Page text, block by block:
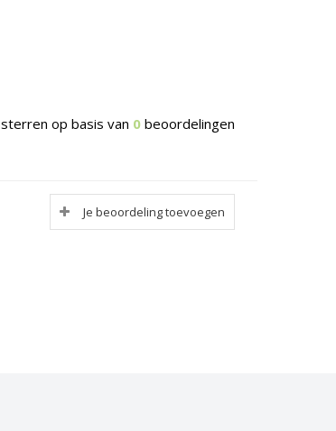
sterren op basis van 0 beoordelingen
Je beoordeling toevoegen